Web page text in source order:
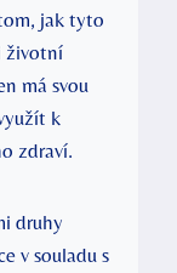
jak tyto
životní
má svou
k
zdraví.
druhy
v souladu s